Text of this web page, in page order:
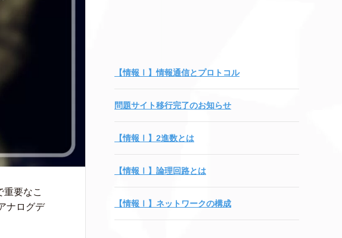
要なこ
ナログデ
【情報Ⅰ】情報通信とプロトコル
問題サイト移行完了のお知らせ
【情報Ⅰ】2進数とは
【情報Ⅰ】論理回路とは
【情報Ⅰ】ネットワークの構成